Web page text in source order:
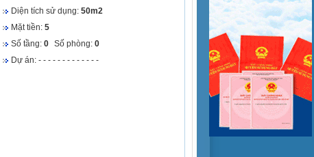
Diện tích sử dụng: 50m2
Mặt tiền: 5
Số tầng: 0 Số phòng: 0
Dự án: - - - - - - - - - - - - -